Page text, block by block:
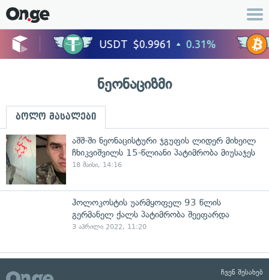
ნეონაციზმი
ბოლო მასალები
აშშ-ში ნეონაცისტური ჯგუფის ლიდერ მიხეილ
ჩხიკვიშვილს 15-წლიანი პატიმრობა მიუსაჯეს
18 მაისი, 14:16
ჰოლოკოსტის უარმყოფელ 93 წლის
გერმანელ ქალს პატიმრობა შეეფარდა
3 აპრილი 2022, 11:20
ჩვენ შესახებ